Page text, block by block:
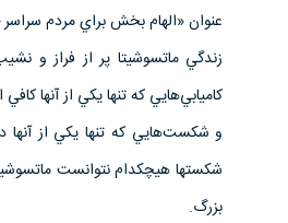
عنوان «الهام بخش براي مردم
زندگي ماتسوشيتا پر از فراز و
كاميابي‌هايي كه تنها يكي از آنها
و شكست‌هايي كه تنها يكي از آنها
شكستها هيچكدام نتوانست
بزرگ.